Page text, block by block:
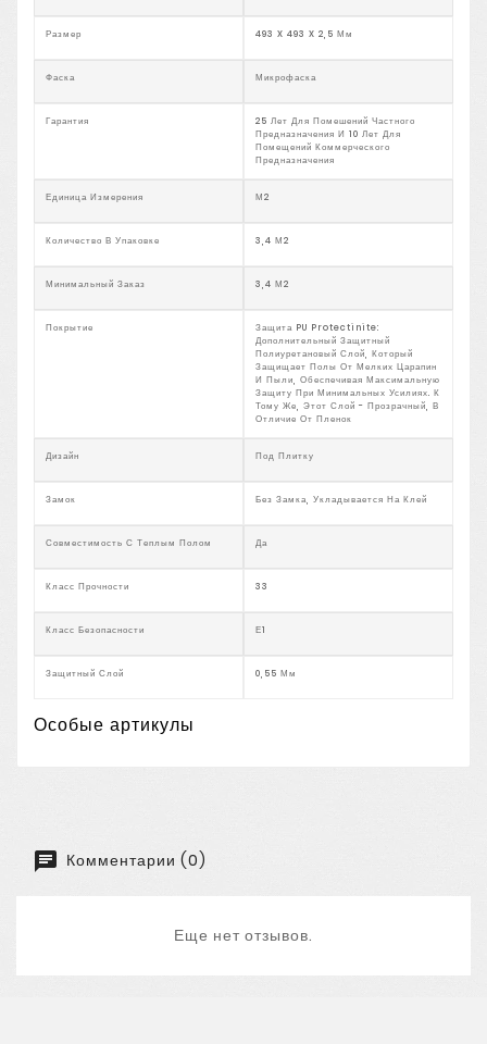
Размер 493 X 493 X 2,5 Мм
Фаска Микрофаска
Гарантия
25 Лет Для Помешений Частного
Предназначения И 10 Лет Для
Помещений Коммерческого
Предназначения
Единица Измерения М2
Количество В Упаковке 3,4 М2
Минимальный Заказ 3,4 М2
Покрытие
Защита PU Protectinite:
Дополнительный Защитный
Полиуретановый Слой, Который
Защищает Полы От Мелких Царапин
И Пыли, Обеспечивая Максимальную
Защиту При Минимальных Усилиях. К
Тому Же, Этот Слой - Прозрачный, В
Отличие От Пленок
Дизайн Под Плитку
Замок Без Замка, Укладывается На Клей
Совместимость С Теплым Полом Да
Класс Прочности 33
Класс Безопасности Е1
Защитный Слой 0,55 Мм
Особые артикулы
Комментарии (0)
Еще нет отзывов.